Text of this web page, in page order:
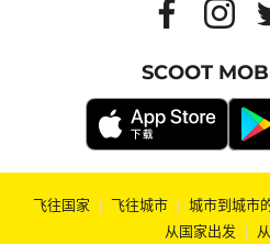
SCOOT
飞往国家 | 飞往城市 | 城市到城市
从国家出发 |